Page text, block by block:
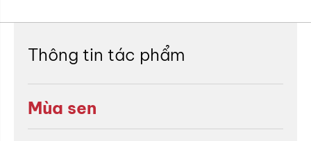
Thông tin tác phẩm
Mùa sen